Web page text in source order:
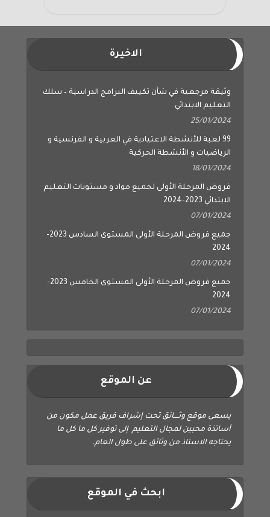
الاخيرة
وثيقة مرجعية في شأن تكييف البرامج الدراسية – سلك
التعليم الابتدائي
25/01/2024
99 لعبة للأنشطة الاعتيادية في العربية و الفرنسية و
الرياضيات و الأنشطة الحركية
18/01/2024
فروض المرحلة الأولى لجميع مواد و مستويات التعليم
الابتدائي 2023-2024
07/01/2024
جميع فروض المرحلة الأولى المستوى السادس 2023-
2024
07/01/2024
جميع فروض المرحلة الأولى المستوى الخامس 2023-
2024
07/01/2024
عن الموقع
يسعى موقع وثــــائق تحت إشراف فريق عمل مكون من
أساتذة محبين لمجال التعليم إلى توفير كل ما كل ما
يحتاجه الاستاذ من وثائق على طول العام.
ابحث في الموقع